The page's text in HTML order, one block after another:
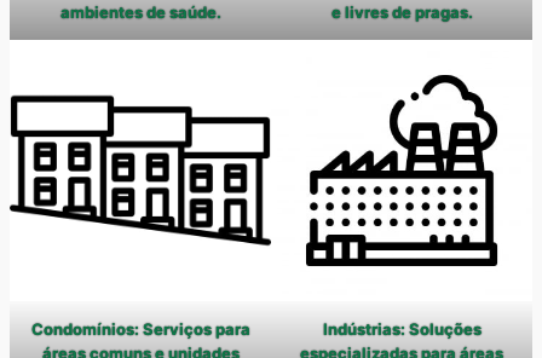
ambientes de saúde.
e livres de pragas.
Condomínios: Serviços para
áreas comuns e unidades
Indústrias: Soluções
especializadas para áreas